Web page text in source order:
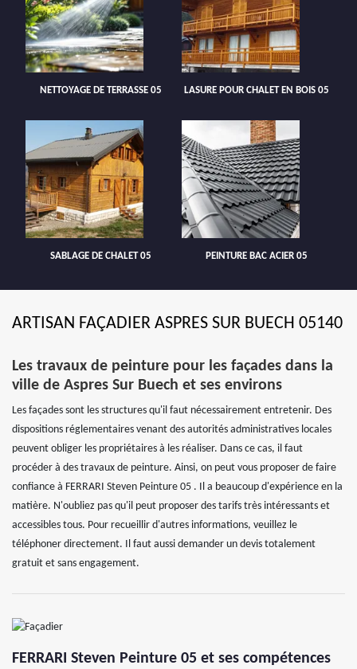
NETTOYAGE DE TERRASSE 05 LASURE POUR CHALET EN BOIS 05
SABLAGE DE CHALET 05 PEINTURE BAC ACIER 05
ARTISAN FAÇADIER ASPRES SUR BUECH 05140
Les travaux de peinture pour les façades dans la
ville de Aspres Sur Buech et ses environs
Les façades sont les structures qu'il faut nécessairement entretenir. Des
dispositions réglementaires venant des autorités administratives locales
peuvent obliger les propriétaires à les réaliser. Dans ce cas, il faut
procéder à des travaux de peinture. Ainsi, on peut vous proposer de faire
confiance à FERRARI Steven Peinture 05 . Il a beaucoup d'expérience en la
matière. N'oubliez pas qu'il peut proposer des tarifs très intéressants et
accessibles tous. Pour recueillir d'autres informations, veuillez le
téléphoner directement. Il faut aussi demander un devis totalement
gratuit et sans engagement.
FERRARI Steven Peinture 05 et ses compétences